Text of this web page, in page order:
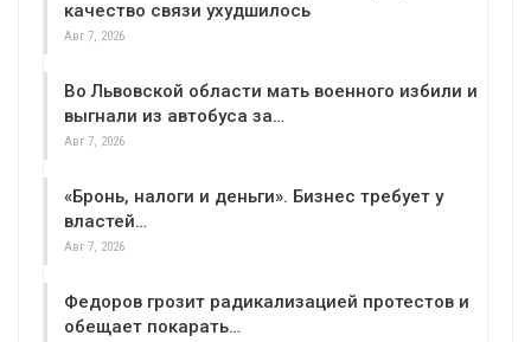
качество связи ухудшилось
Авг 7, 2026
Во Львовской области мать военного избили и
выгнали из автобуса за…
Авг 7, 2026
«Бронь, налоги и деньги». Бизнес требует у
властей…
Авг 7, 2026
Федоров грозит радикализацией протестов и
обещает покарать…